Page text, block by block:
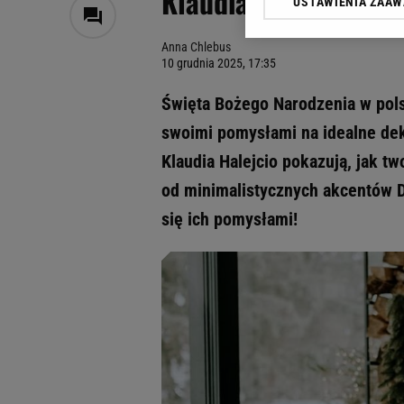
Anna Chlebus
10 grudnia 2025, 17:35
Święta Bożego Narodzenia w
swoimi pomysłami na idealne
Klaudia Halejcio pokazują, jak
od minimalistycznych akcentów
się ich pomysłami!
Klikając „Akceptuję”
odnośnik „Ustawienia
My, nasi Zaufani
Użycie dokładnych
Przechowywanie
badnie odbiorców i